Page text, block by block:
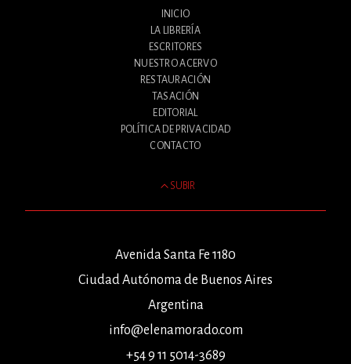
INICIO
LA LIBRERÍA
ESCRITORES
NUESTRO ACERVO
RESTAURACIÓN
TASACIÓN
EDITORIAL
POLÍTICA DE PRIVACIDAD
CONTACTO
SUBIR
Avenida Santa Fe 1180
Ciudad Autónoma de Buenos Aires
Argentina
info@elenamorado.com
+54 9 11 5014-3689